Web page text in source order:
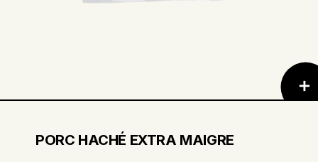
PORC HACHÉ EXTRA MAIGRE